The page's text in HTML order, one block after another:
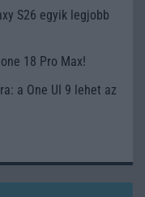
S26 egyik legjobb
18 Pro Max!
a One UI 9 lehet az